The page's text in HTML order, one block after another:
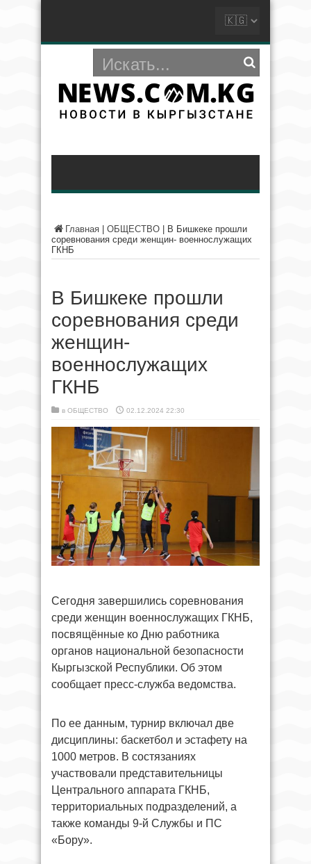
Главная ОБЩЕСТВО
В Бишкеке прошли
соревнования среди женщин- военнослужащих
ГКНБ
В Бишкеке прошли
соревнования среди
женщин-
военнослужащих
ГКНБ
в ОБЩЕСТВО 02.12.2024 22:30
Сегодня завершились соревнования
среди женщин военнослужащих ГКНБ,
посвящённые ко Дню работника
органов национальной безопасности
Кыргызской Республики. Об этом
сообщает пресс-служба ведомства.
По ее данным, турнир включал две
дисциплины: баскетбол и эстафету на
1000 метров. В состязаниях
участвовали представительницы
Центрального аппарата ГКНБ,
территориальных подразделений, а
также команды 9-й Службы и ПС
«Бору».